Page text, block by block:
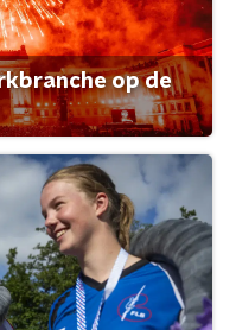
op de